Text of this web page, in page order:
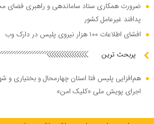
ضرورت همکاری ستاد ساماندهی و راهبری فضای
پدافند غیرعامل کشور
افشای اطلاعات ۱۰۰ هزار نیروی پلیس در دارک وب
پربحث ترین
هم‌افزایی پلیس فتا استان چهارمحال و بختیاری و
اجرای پویش ملی «کلیک امن»